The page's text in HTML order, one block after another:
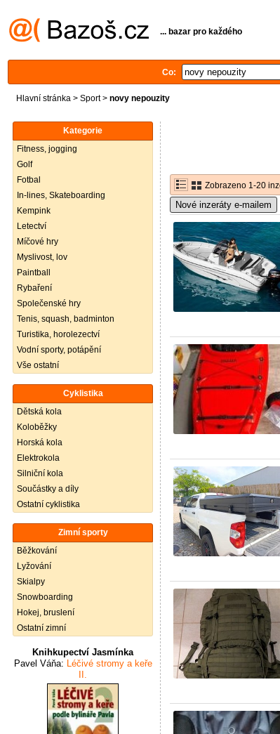
... bazar pro každého
Co:
Hlavní stránka > Sport> novy nepouzity
Kategorie
Fitness, jogging
Golf
Fotbal
In-lines, Skateboarding
Kempink
Letectví
Míčové hry
Myslivost, lov
Paintball
Rybaření
Společenské hry
Tenis, squash, badminton
Turistika, horolezectví
Vodní sporty, potápění
Vše ostatní
Cyklistika
Dětská kola
Koloběžky
Horská kola
Elektrokola
Silniční kola
Součástky a díly
Ostatní cyklistika
Zimní sporty
Běžkování
Lyžování
Skialpy
Snowboarding
Hokej, bruslení
Ostatní zimní
Knihkupectví Jasmínka
Pavel Váňa: Léčivé stromy a keře
II.
Zobrazeno 1-20
Nové inzeráty e-mailem